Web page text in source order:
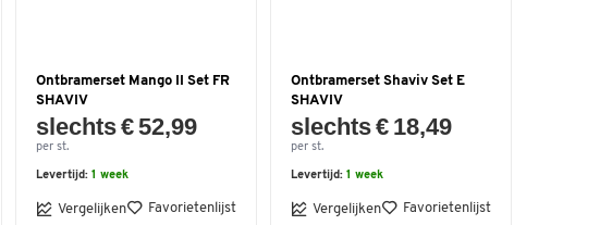
Ontbramerset Mango II Set FR
SHAVIV
slechts € 52,99
per st.
Levertijd: 1 week
Vergelijken Favorietenlijst
Ontbramerset Shaviv Set E
SHAVIV
slechts € 18,49
per st.
Levertijd: 1 week
Vergelijken Favorietenlijst